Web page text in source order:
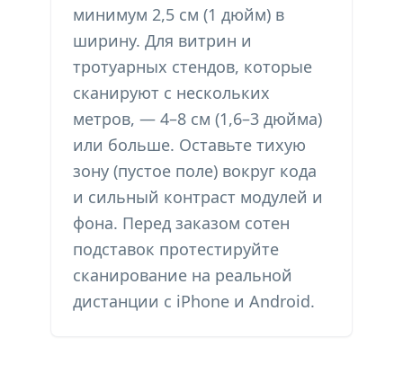
минимум 2,5 см (1 дюйм) в
ширину. Для витрин и
тротуарных стендов, которые
сканируют с нескольких
метров, — 4–8 см (1,6–3 дюйма)
или больше. Оставьте тихую
зону (пустое поле) вокруг кода
и сильный контраст модулей и
фона. Перед заказом сотен
подставок протестируйте
сканирование на реальной
дистанции с iPhone и Android.